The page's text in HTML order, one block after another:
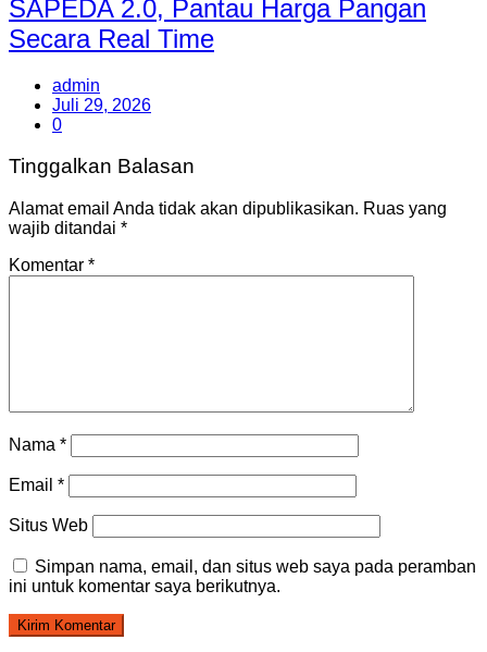
SAPEDA 2.0, Pantau Harga Pangan
Secara Real Time
admin
Juli 29, 2026
0
Tinggalkan Balasan
Alamat email Anda tidak akan dipublikasikan. Ruas yang
wajib ditandai *
Komentar *
Nama *
Email *
Situs Web
Simpan nama, email, dan situs web saya pada peramban
ini untuk komentar saya berikutnya.